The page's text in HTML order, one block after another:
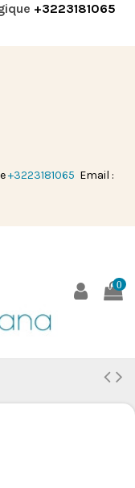
+3223181065
+3223181065 Email :
0